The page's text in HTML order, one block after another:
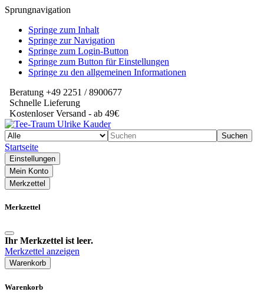
Sprungnavigation
Springe zum Inhalt
Springe zur Navigation
Springe zum Login-Button
Springe zum Button für Einstellungen
Springe zu den allgemeinen Informationen
Beratung +49 2251 / 8900677
Schnelle Lieferung
Kostenloser Versand - ab 49€
Suchen
Startseite
Einstellungen
Mein Konto
Merkzettel
Merkzettel
Ihr Merkzettel ist leer.
Merkzettel anzeigen
Warenkorb
Warenkorb